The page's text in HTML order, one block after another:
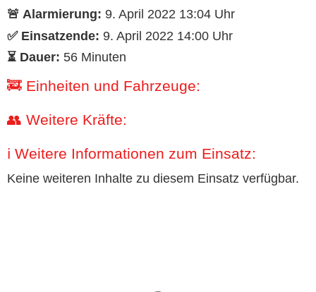
🚨 Alarmierung: 9. April 2022 13:04 Uhr
✅ Einsatzende: 9. April 2022 14:00 Uhr
⏳ Dauer: 56 Minuten
🚒 Einheiten und Fahrzeuge:
👥 Weitere Kräfte:
ℹ️ Weitere Informationen zum Einsatz:
Keine weiteren Inhalte zu diesem Einsatz verfügbar.